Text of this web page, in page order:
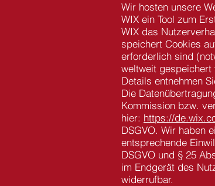
Wir hosten unsere
WIX ein Tool zum
WIX das
speichert Cookies
erforderlich sind
weltweit gespeichert
Details entnehmen
Die
Kommission bzw.
hier: https://
DSGVO. Wir haben
entsprechende
DSGVO und § 25
im Endgerät des
widerrufbar.